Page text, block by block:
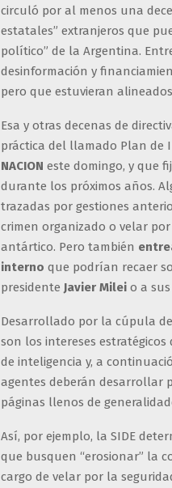
circuló por al menos una
estatales” extranjeros que
político” de la Argentina.
desinformación y
pero que estuvieran
Esa y otras decenas de
práctica del llamado Plan de
NACION este domingo, y que
durante los próximos años.
trazadas por gestiones
crimen organizado o velar
antártico. Pero también
interno que podrían recaer
presidente Javier Milei o a
Desarrollado por la cúpula
son los intereses
de inteligencia y, a
agentes deberán desarrollar
páginas llenos de
Así, por ejemplo, la SIDE
que busquen “erosionar” la
cargo de velar por la